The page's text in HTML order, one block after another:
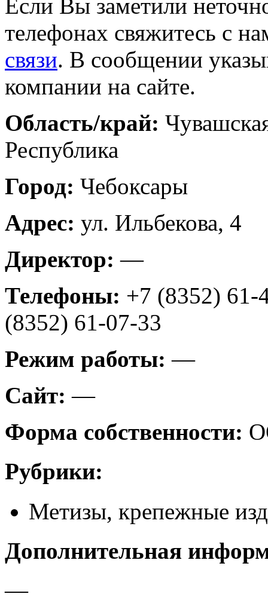
Если Вы заметили
телефонах свяжитесь с
связи. В сообщении
компании на сайте.
Область/край:
Республика
Город: Чебоксары
Адрес: ул. Ильбекова, 4
Директор:—
Телефоны: +7 (8352) 61-
(8352) 61-07-33
Режим работы:—
Сайт:—
Форма собственности:
Рубрики:
Метизы, крепежные
Дополнительная
—